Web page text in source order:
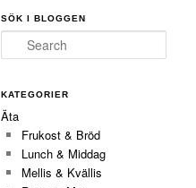
SÖK I BLOGGEN
Search
KATEGORIER
Äta
Frukost & Bröd
Lunch & Middag
Mellis & Kvällis